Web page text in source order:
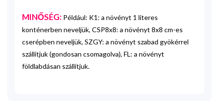
MINŐSÉG: Például: K1: a növényt 1 literes
konténerben neveljük, CSP8x8: a növényt 8x8 cm-es
cserépben neveljük, SZGY: a növényt szabad gyökérrel
szállítjuk (gondosan csomagolva), FL: a növényt
földlabdásan szállítjuk.